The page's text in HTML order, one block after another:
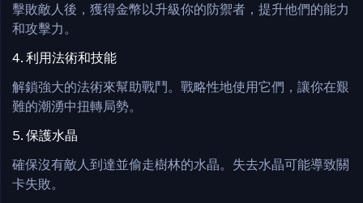
擊敗敵人後，獲得金幣以升級你的防禦者，提升他們的能力
和攻擊力。​
4. 利用法術和技能
解鎖強大的法術來幫助戰鬥。戰略性地使用它們，讓你在艱
難的潮湧中扭轉局勢。​
5. 保護水晶
確保沒有敵人到達並偷走樹林的水晶。失去水晶可能導致關
卡失敗。​